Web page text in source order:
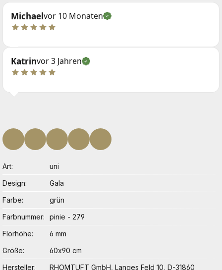
Michaelvor 10 Monaten
Katrinvor 3 Jahren
Art
uni
Design
Gala
Farbe
grün
Farbnummer
pinie - 279
Florhöhe
6 mm
Größe
60x90 cm
Hersteller
RHOMTUFT GmbH, Langes Feld 10, D-31860